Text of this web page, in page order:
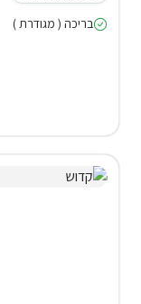
בריכה ( מגודרת )